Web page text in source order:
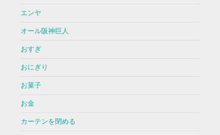
エンヤ
オール阪神巨人
おすぎ
おにぎり
お菓子
お金
カーテンを閉める